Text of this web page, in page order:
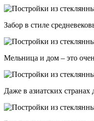
Забор в стиле
Мельница и дом – это
Даже в азиатских